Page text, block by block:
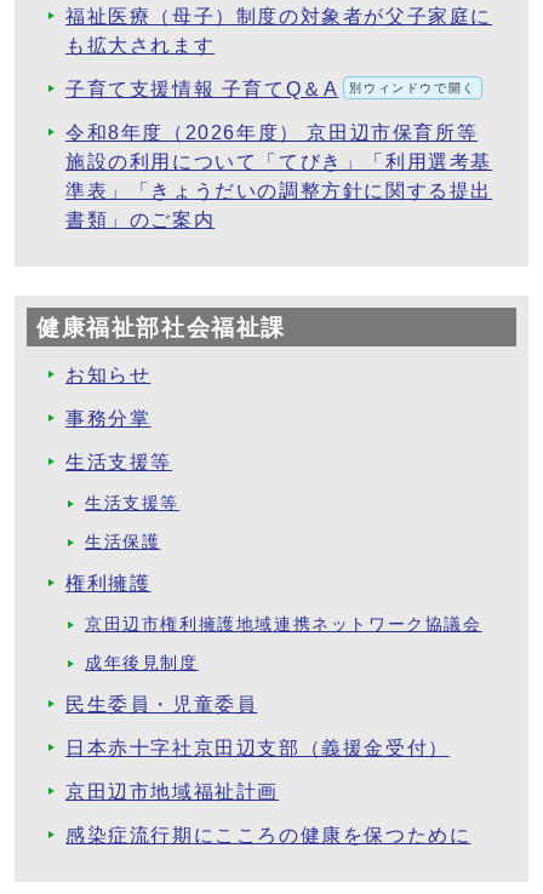
福祉医療（母子）制度の対象者が父子家庭に
も拡大されます
子育て支援情報 子育てQ＆A 別ウィンドウで開く
令和8年度（2026年度） 京田辺市保育所等
施設の利用について「てびき」「利用選考基
準表」「きょうだいの調整方針に関する提出
書類」のご案内
健康福祉部社会福祉課
お知らせ
事務分掌
生活支援等
生活支援等
生活保護
権利擁護
京田辺市権利擁護地域連携ネットワーク協議会
成年後見制度
民生委員・児童委員
日本赤十字社京田辺支部（義援金受付）
京田辺市地域福祉計画
感染症流行期にこころの健康を保つために